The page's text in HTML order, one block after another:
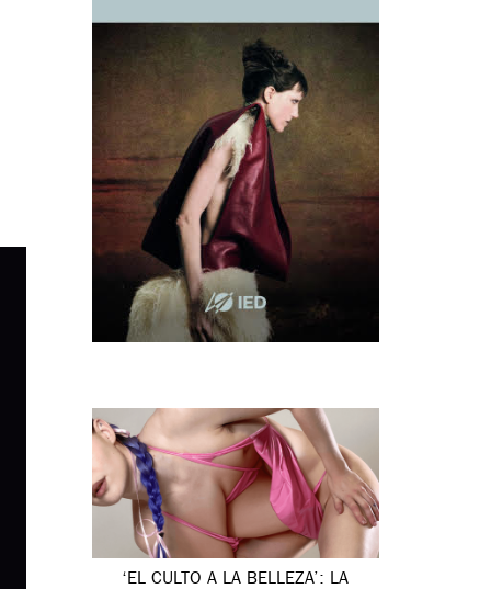
‘EL CULTO A LA BELLEZA’: LA